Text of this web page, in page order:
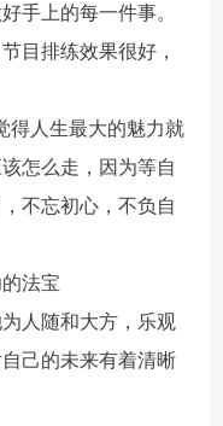
手上的每一件事。
目排练效果很好，
得人生最大的魅力就
怎么走，因为等自
不忘初心，不负自
法宝
人随和大方，乐观
己的未来有着清晰